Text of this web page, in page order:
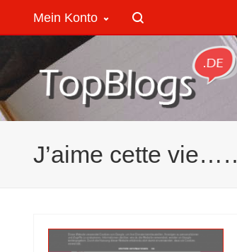
Mein Konto
J’aime cette